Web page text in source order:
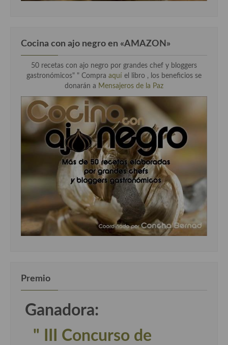
Cocina con ajo negro en «AMAZON»
50 recetas con ajo negro por grandes chef y bloggers
gastronómicos" " Compra aquí el libro , los beneficios se
donarán a Mensajeros de la Paz
Premio
Ganadora:
" III Concurso de